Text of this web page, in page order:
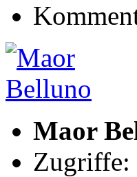
Maor
Zugriffe: